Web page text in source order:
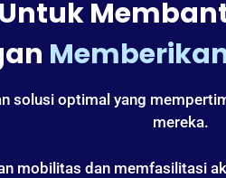
solusi optimal yang
mereka.
mobilitas dan memfasilitasi